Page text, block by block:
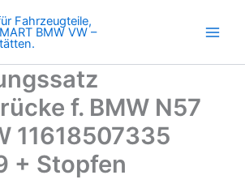
f. BMW N57
11618507335
+ Stopfen
D30
BMW
11618507335
MD01649
+
Stopfen
Menge